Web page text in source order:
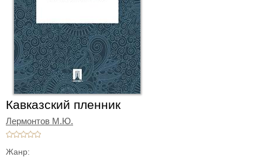
Кавказский пленник
Лермонтов М.Ю.
Жанр: